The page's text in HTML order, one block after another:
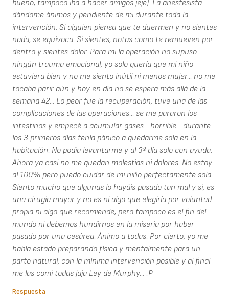
bueno, tampoco iba a hacer amigos jeje). La anestesista
dándome ánimos y pendiente de mi durante toda la
intervención. Si alguien piensa que te duermen y no sientes
nada, se equivoca. Sí sientes, notas como te remueven por
dentro y sientes dolor. Para mi la operación no supuso
ningún trauma emocional, yo solo quería que mi niño
estuviera bien y no me siento inútil ni menos mujer... no me
tocaba parir aún y hoy en día no se espera más allá de la
semana 42... Lo peor fue la recuperación, tuve una de las
complicaciones de las operaciones... se me pararon los
intestinos y empecé a acumular gases... horrible... durante
los 3 primeros días tenía pánico a quedarme sola en la
habitación. No podía levantarme y al 3º día solo con ayuda.
Ahora ya casi no me quedan molestias ni dolores. No estoy
al 100% pero puedo cuidar de mi niño perfectamente sola.
Siento mucho que algunas lo hayáis pasado tan mal y sí, es
una cirugía mayor y no es ni algo que elegiría por voluntad
propia ni algo que recomiende, pero tampoco es el fin del
mundo ni debemos hundirnos en la miseria por haber
pasado por una cesárea. Ánimo a todas. Por cierto, yo me
había estado preparando física y mentalmente para un
parto natural, con la mínima intervención posible y al final
me las comí todas jaja Ley de Murphy... :P
Respuesta